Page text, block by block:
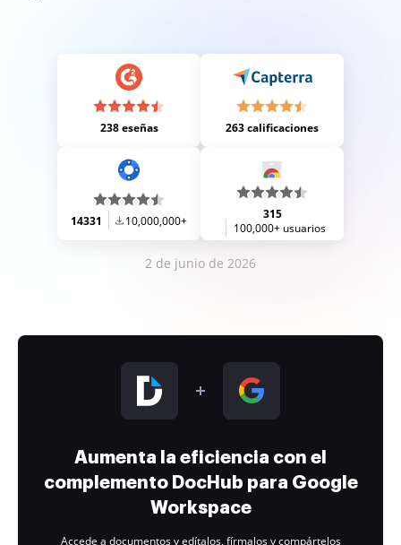
238 eseñas 263 calificaciones
14331 10,000,000+
315
100,000+ usuarios
2 de junio de 2026
Aumenta la eficiencia con el
complemento DocHub para Google
Workspace
Accede a documentos y edítalos, fírmalos y compártelos